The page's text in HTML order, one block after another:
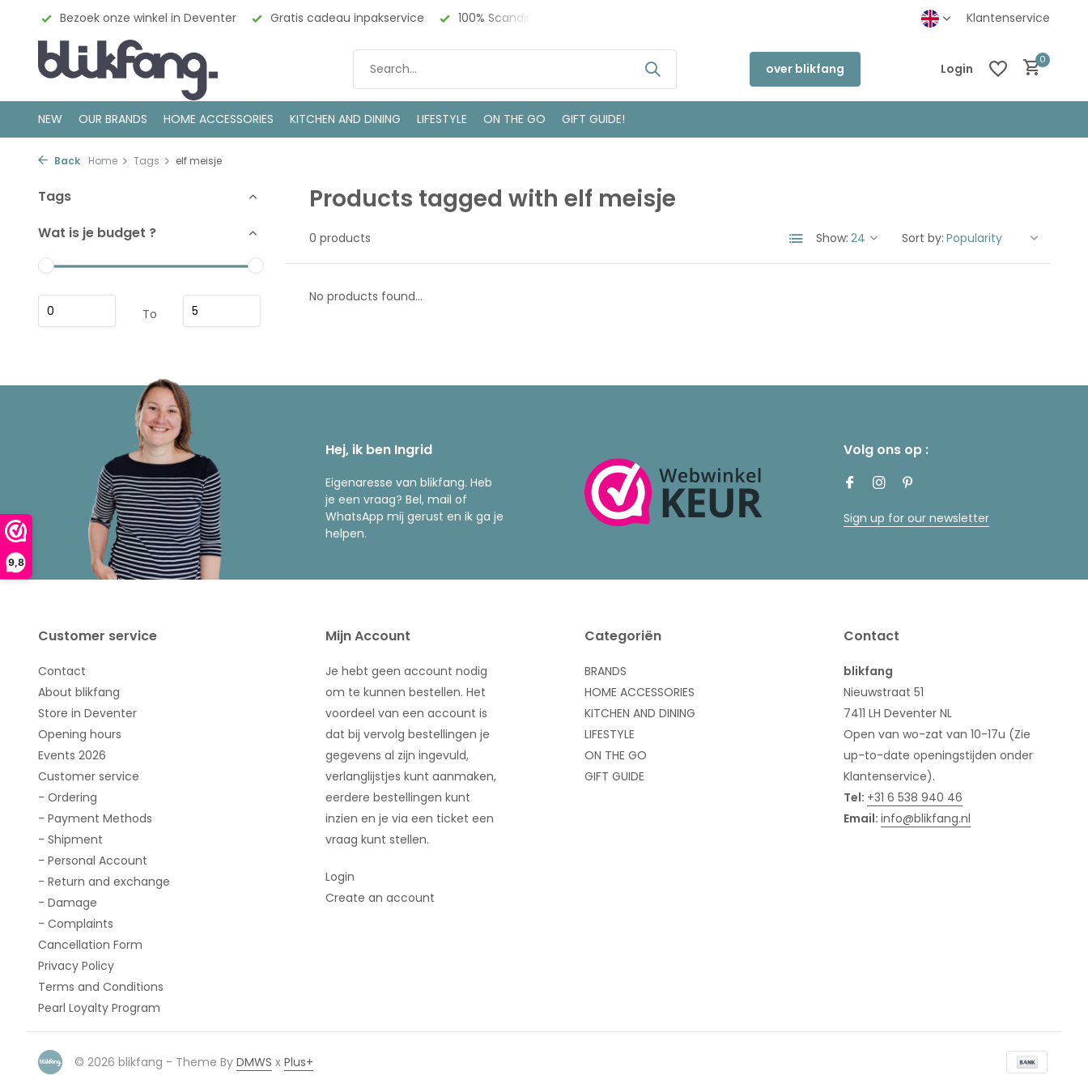
9,8
Bezoek onze winkel in Deventer Gratis cadeau inpakservice 100% Scandinavisch Design Klantenservice
over blikfang Login
0
NEW OUR BRANDS HOME ACCESSORIES KITCHEN AND DINING LIFESTYLE ON THE GO GIFT GUIDE!
Back Home Tags elf meisje
Tags
Wat is je budget ?
To
Products tagged with elf meisje
0 products Show: Sort by:
No products found...
Hej, ik ben Ingrid
Eigenaresse van blikfang. Heb
je een vraag? Bel, mail of
WhatsApp mij gerust en ik ga je
helpen.
Volg ons op :
Sign up for our newsletter
Customer service
Contact
About blikfang
Store in Deventer
Opening hours
Events 2026
Customer service
- Ordering
- Payment Methods
- Shipment
- Personal Account
- Return and exchange
- Damage
- Complaints
Cancellation Form
Privacy Policy
Terms and Conditions
Pearl Loyalty Program
Mijn Account
Je hebt geen account nodig
om te kunnen bestellen. Het
voordeel van een account is
dat bij vervolg bestellingen je
gegevens al zijn ingevuld,
verlanglijstjes kunt aanmaken,
eerdere bestellingen kunt
inzien en je via een ticket een
vraag kunt stellen.
Login
Create an account
Categoriën
BRANDS
HOME ACCESSORIES
KITCHEN AND DINING
LIFESTYLE
ON THE GO
GIFT GUIDE
Contact
blikfang
Nieuwstraat 51
7411 LH Deventer NL
Open van wo-zat van 10-17u (Zie
up-to-date openingstijden onder
Klantenservice).
Tel: +31 6 538 940 46
Email: info@blikfang.nl
© 2026 blikfang - Theme By DMWS x Plus+